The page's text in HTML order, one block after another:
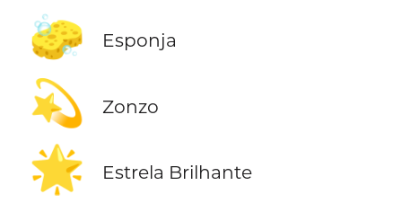
🧽 Esponja
💫 Zonzo
🌟 Estrela Brilhante